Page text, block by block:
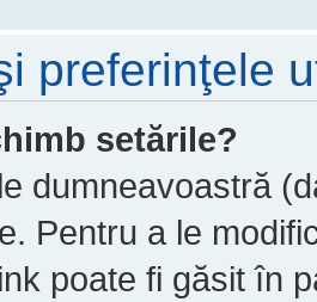
preferinţele
setările?
dumneavoastră
Pentru a le
poate fi găsit în